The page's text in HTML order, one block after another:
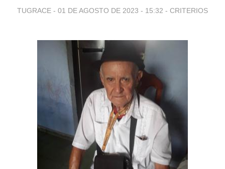
TUGRACE - 01 DE AGOSTO DE 2023 - 15:32 - CRITERIOS